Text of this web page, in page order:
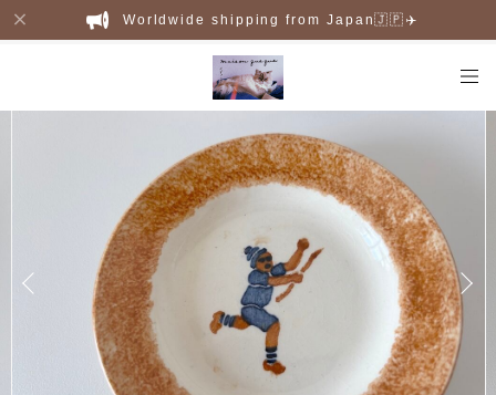
Worldwide shipping from Japan🇯🇵✈️